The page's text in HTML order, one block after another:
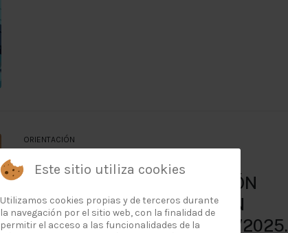
ORIENTACIÓN
CONVOCATORIA DE CICLOS
FORMATIVOS DE FORMACIÓN
PROFESIONAL EN RÉGIMEN
PRESENCIAL. CURSO 2024/2025.
Este sitio utiliza cookies
Utilizamos cookies propias y de terceros durante
la navegación por el sitio web, con la finalidad de
permitir el acceso a las funcionalidades de la